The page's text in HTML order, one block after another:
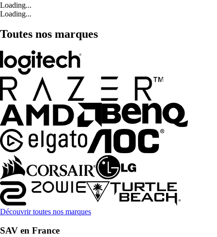
Loading...
Loading...
Toutes nos marques
Découvrir toutes nos marques
SAV en France